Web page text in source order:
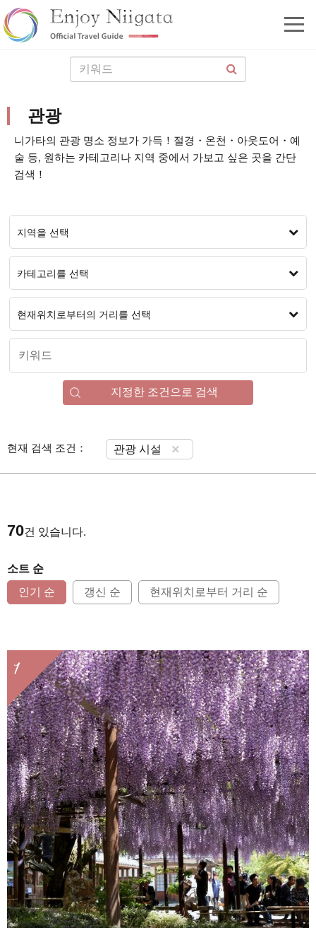
관광
니가타의 관광 명소 정보가 가득！절경・온천・아웃도어・예
술 등, 원하는 카테고리나 지역 중에서 가보고 싶은 곳을 간단
검색！
지역을 선택
카테고리를 선택
현재위치로부터의 거리를 선택
지정한 조건으로 검색
현재 검색 조건： 관광 시설 ×
70건 있습니다.
소트 순
인기 순
갱신 순 현재위치로부터 거리 순
1